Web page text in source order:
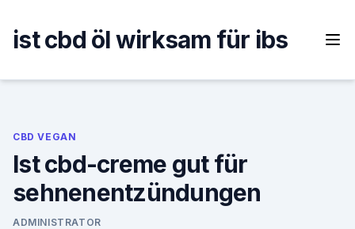
content
ist cbd öl wirksam für ibs
CBD VEGAN
Ist cbd-creme gut für
sehnenentzündungen
ADMINISTRATOR